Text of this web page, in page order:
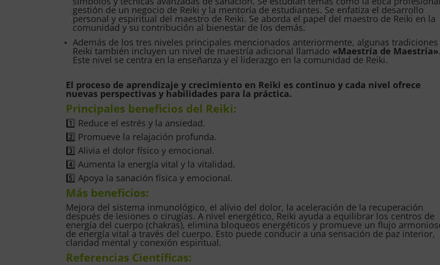
gestión de un negocio de Reiki y la mentoría de estudiantes. Se enfatiza el desarrollo
personal y espiritual del maestro de Reiki. Se aborda el papel del maestro de Reiki en la
comunidad y su contribución al bienestar de los demás.
Además de los tres niveles principales mencionados anteriormente, algunas tradiciones
Reiki también incluyen un nivel de maestría adicional llamado «Maestría de Maestría».
Este nivel se centra en la enseñanza y el liderazgo en la comunidad de Reiki.
El proceso de aprendizaje y crecimiento en Reiki es continuo y cada nivel ofrece
nuevas perspectivas y habilidades para la práctica.
Principales beneficios del Reiki:
1️⃣ Reduce el estrés y la ansiedad.
2️⃣ Promueve la relajación profunda.
3️⃣ Alivia el dolor físico y emocional.
4️⃣ Aumenta la energía vital y la vitalidad.
5️⃣ Apoya la sanación física y emocional.
Más beneficios:
Mejora del sistema inmunológico, el alivio del dolor, la aceleración de la recuperación
después de lesiones o cirugías. A nivel energético, Reiki ayuda a equilibrar los centros de
energía del cuerpo (chakras), elimina bloqueos energéticos y promueve un flujo
de energía vital a través del cuerpo. Esto puede conducir a una sensación de paz interior,
claridad mental y conexión espiritual.
Referencias Científicas: